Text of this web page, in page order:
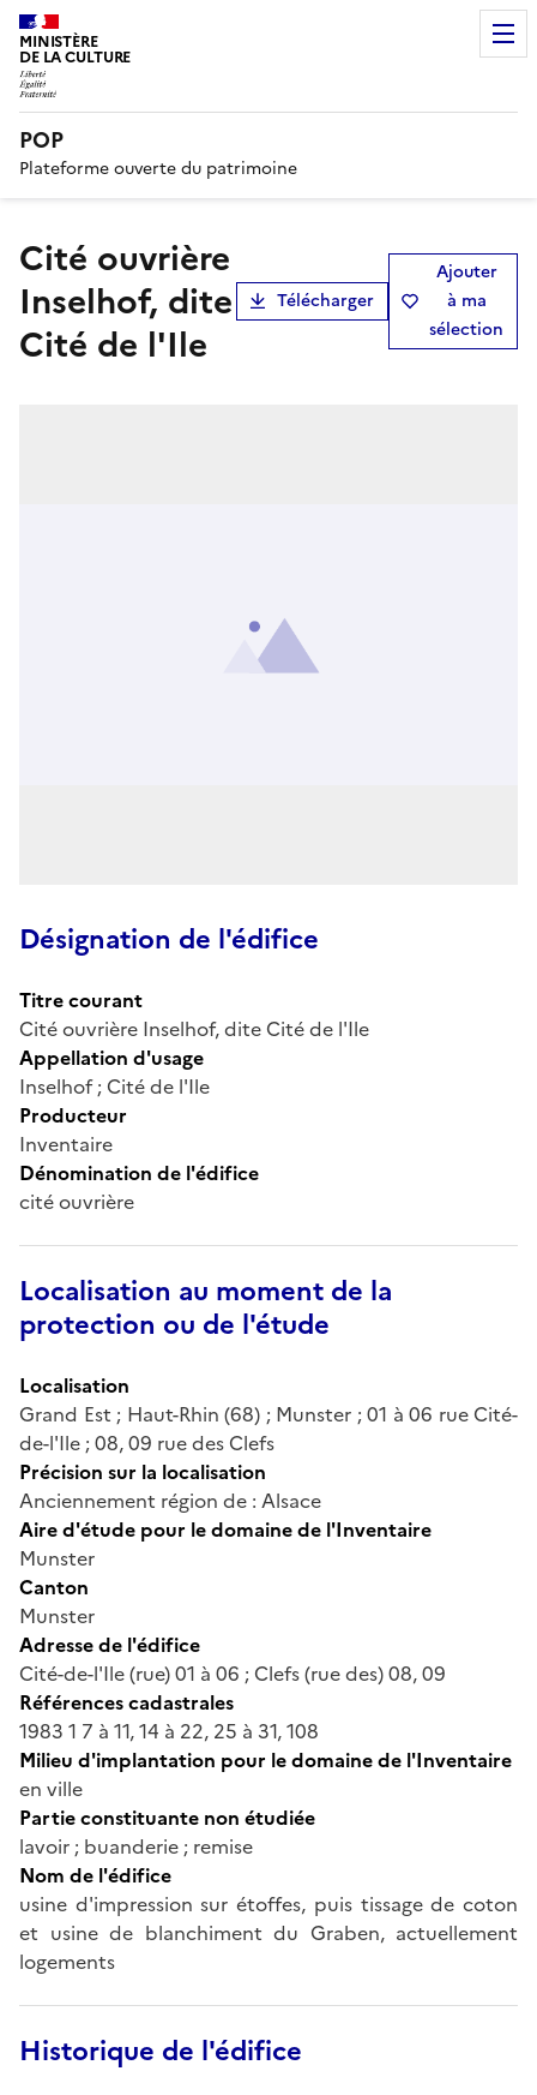
MINISTÈRE
DE LA CULTURE
POP
Plateforme ouverte du patrimoine
Cité ouvrière
Inselhof, dite
Cité de l'Ile
Télécharger
Ajouter
à ma
sélection
Désignation de l'édifice
Titre courant
Cité ouvrière Inselhof, dite Cité de l'Ile
Appellation d'usage
Inselhof ; Cité de l'Ile
Producteur
Inventaire
Dénomination de l'édifice
cité ouvrière
Localisation au moment de la
protection ou de l'étude
Localisation
Grand Est ; Haut-Rhin (68) ; Munster ; 01 à 06 rue Cité-
de-l'Ile ; 08, 09 rue des Clefs
Précision sur la localisation
Anciennement région de : Alsace
Aire d'étude pour le domaine de l'Inventaire
Munster
Canton
Munster
Adresse de l'édifice
Cité-de-l'Ile (rue) 01 à 06 ; Clefs (rue des) 08, 09
Références cadastrales
1983 1 7 à 11, 14 à 22, 25 à 31, 108
Milieu d'implantation pour le domaine de l'Inventaire
en ville
Partie constituante non étudiée
lavoir ; buanderie ; remise
Nom de l'édifice
usine d'impression sur étoffes, puis tissage de coton
et usine de blanchiment du Graben, actuellement
logements
Historique de l'édifice